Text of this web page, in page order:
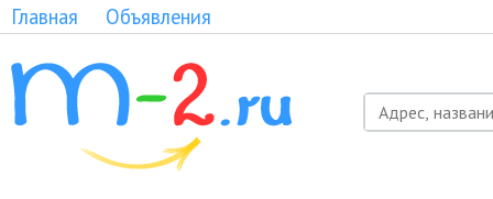
Главная Объявления